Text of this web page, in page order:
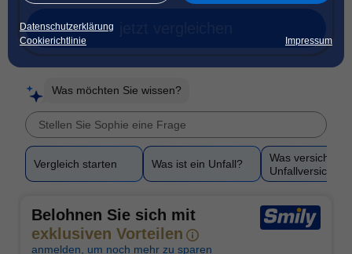
Datenschutzerklärung
Cookierichtlinie
Impressum
Was möchten Sie wissen?
Vergleich starten Was ist ein Unfall?
Was versichert
Belohnen Sie sich mit
exklusiven Vorteilen
anmelden, um noch mehr zu sparen